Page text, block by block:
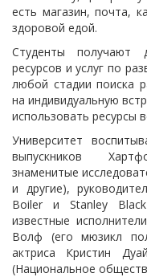
есть магазин, почта,
здоровой едой.
Студенты получают
ресурсов и услуг по
любой стадии поиска
на индивидуальную
использовать ресурсы
Университет
выпускников
знаменитые
и другие),
Boiler и Stanley
известные
Волф (его мюзикл
актриса Кристин
(Национальное